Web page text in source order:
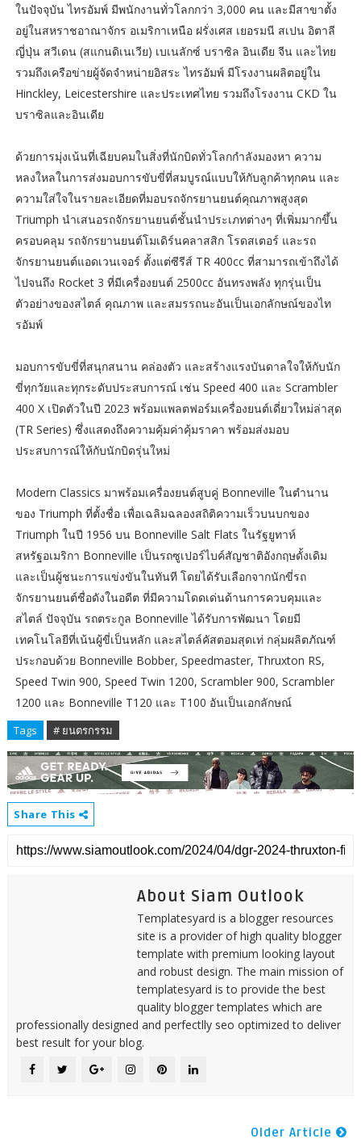
ในปัจจุบัน ไทรอัมพ์ มีพนักงานทั่วโลกกว่า 3,000 คน และมีสาขาตั้ง
อยู่ในสหราชอาณาจักร อเมริกาเหนือ ฝรั่งเศส เยอรมนี สเปน อิตาลี
ญี่ปุ่น สวีเดน (สแกนดิเนเวีย) เบเนลักซ์ บราซิล อินเดีย จีน และไทย
รวมถึงเครือข่ายผู้จัดจำหน่ายอิสระ ไทรอัมพ์ มีโรงงานผลิตอยู่ใน
Hinckley, Leicestershire และประเทศไทย รวมถึงโรงงาน CKD ใน
บราซิลและอินเดีย
ด้วยการมุ่งเน้นที่เฉียบคมในสิ่งที่นักบิดทั่วโลกกำลังมองหา ความ
หลงใหลในการส่งมอบการขับขี่ที่สมบูรณ์แบบให้กับลูกค้าทุกคน และ
ความใส่ใจในรายละเอียดที่มอบรถจักรยานยนต์คุณภาพสูงสุด
Triumph นำเสนอรถจักรยานยนต์ชั้นนำประเภทต่างๆ ที่เพิ่มมากขึ้น
ครอบคลุม รถจักรยานยนต์โมเดิร์นคลาสสิก โรดสเตอร์ และรถ
จักรยานยนต์แอดเวนเจอร์ ตั้งแต่ซีรีส์ TR 400cc ที่สามารถเข้าถึงได้
ไปจนถึง Rocket 3 ที่มีเครื่องยนต์ 2500cc อันทรงพลัง ทุกรุ่นเป็น
ตัวอย่างของสไตล์ คุณภาพ และสมรรถนะอันเป็นเอกลักษณ์ของไท
รอัมพ์
มอบการขับขี่ที่สนุกสนาน คล่องตัว และสร้างแรงบันดาลใจให้กับนัก
ขี่ทุกวัยและทุกระดับประสบการณ์ เช่น Speed 400 และ Scrambler
400 X เปิดตัวในปี 2023 พร้อมแพลตฟอร์มเครื่องยนต์เดี่ยวใหม่ล่าสุด
(TR Series) ซึ่งแสดงถึงความคุ้มค่าคุ้มราคา พร้อมส่งมอบ
ประสบการณ์ให้กับนักบิดรุ่นใหม่
Modern Classics มาพร้อมเครื่องยนต์สูบคู่ Bonneville ในตำนาน
ของ Triumph ที่ตั้งชื่อ เพื่อเฉลิมฉลองสถิติความเร็วบนบกของ
Triumph ในปี 1956 บน Bonneville Salt Flats ในรัฐยูทาห์
สหรัฐอเมริกา Bonneville เป็นรถซูเปอร์ไบค์สัญชาติอังกฤษดั้งเดิม
และเป็นผู้ชนะการแข่งขันในทันที โดยได้รับเลือกจากนักขี่รถ
จักรยานยนต์ชื่อดังในอดีต ที่มีความโดดเด่นด้านการควบคุมและ
สไตล์ ปัจจุบัน รถตระกูล Bonneville ได้รับการพัฒนา โดยมี
เทคโนโลยีที่เน้นผู้ขี่เป็นหลัก และสไตล์คัสตอมสุดเท่ กลุ่มผลิตภัณฑ์
ประกอบด้วย Bonneville Bobber, Speedmaster, Thruxton RS,
Speed Twin 900, Speed Twin 1200, Scrambler 900, Scrambler
1200 และ Bonneville T120 และ T100 อันเป็นเอกลักษณ์
Tags # ยนตรกรรม
Share This
About Siam Outlook
Templatesyard is a blogger resources
site is a provider of high quality blogger
template with premium looking layout
and robust design. The main mission of
templatesyard is to provide the best
quality blogger templates which are
professionally designed and perfectlly seo optimized to deliver
best result for your blog.
Older Article